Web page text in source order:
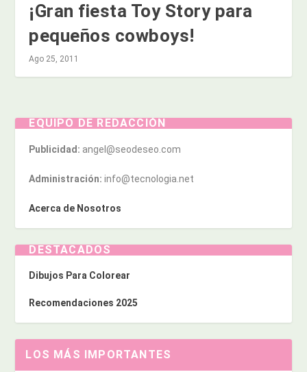
¡Gran fiesta Toy Story para
pequeños cowboys!
Ago 25, 2011
EQUIPO DE REDACCIÓN
Publicidad: angel@seodeseo.com
Administración: info@tecnologia.net
Acerca de Nosotros
DESTACADOS
Dibujos Para Colorear
Recomendaciones 2025
LOS MÁS IMPORTANTES